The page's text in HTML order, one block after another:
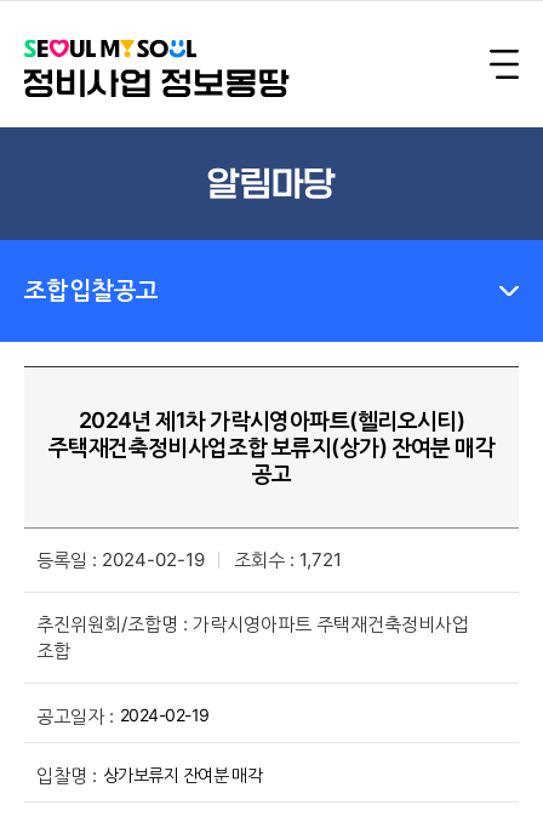
알림마당
조합입찰공고
2024년 제1차 가락시영아파트(헬리오시티)
주택재건축정비사업조합 보류지(상가) 잔여분 매각
공고
등록일 : 2024-02-19 조회수 : 1,721
추진위원회/조합명 : 가락시영아파트 주택재건축정비사업
조합
공고일자 : 2024-02-19
입찰명 : 상가보류지 잔여분 매각